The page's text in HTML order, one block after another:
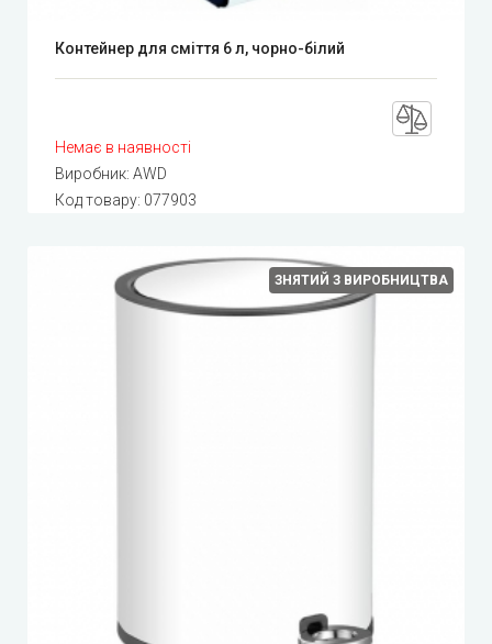
Контейнер для сміття 6 л, чорно-білий
Немає в наявності
Виробник: AWD
Код товару: 077903
ЗНЯТИЙ З ВИРОБНИЦТВА